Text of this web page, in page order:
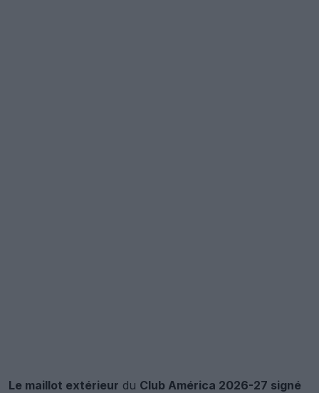
Le maillot extérieur du Club América 2026-27 signé